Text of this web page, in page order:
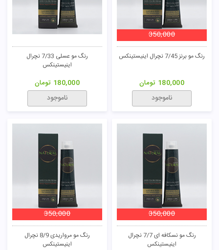
رنگ مو برنز 7/45 نچرال اینیستینکس
350,000
180,000 تومان
ناموجود
رنگ مو عسلی 7/33 نچرال
اینیستینکس
180,000 تومان
ناموجود
رنگ مو نسکافه ای 7/7 نچرال
اینیستینکس
350,000
رنگ مو مرواریدی 8/9 نچرال
اینیستینکس
350,000